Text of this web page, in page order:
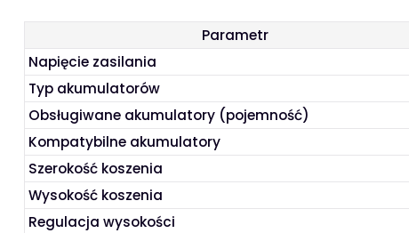
Parametr
Napięcie zasilania
Typ akumulatorów
Obsługiwane akumulatory (pojemność)
Kompatybilne akumulatory
Szerokość koszenia
Wysokość koszenia
Regulacja wysokości